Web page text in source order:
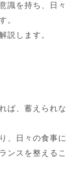
識を持ち、日々
。
説します。
ば、蓄えられな
、日々の食事に
ンスを整えるこ